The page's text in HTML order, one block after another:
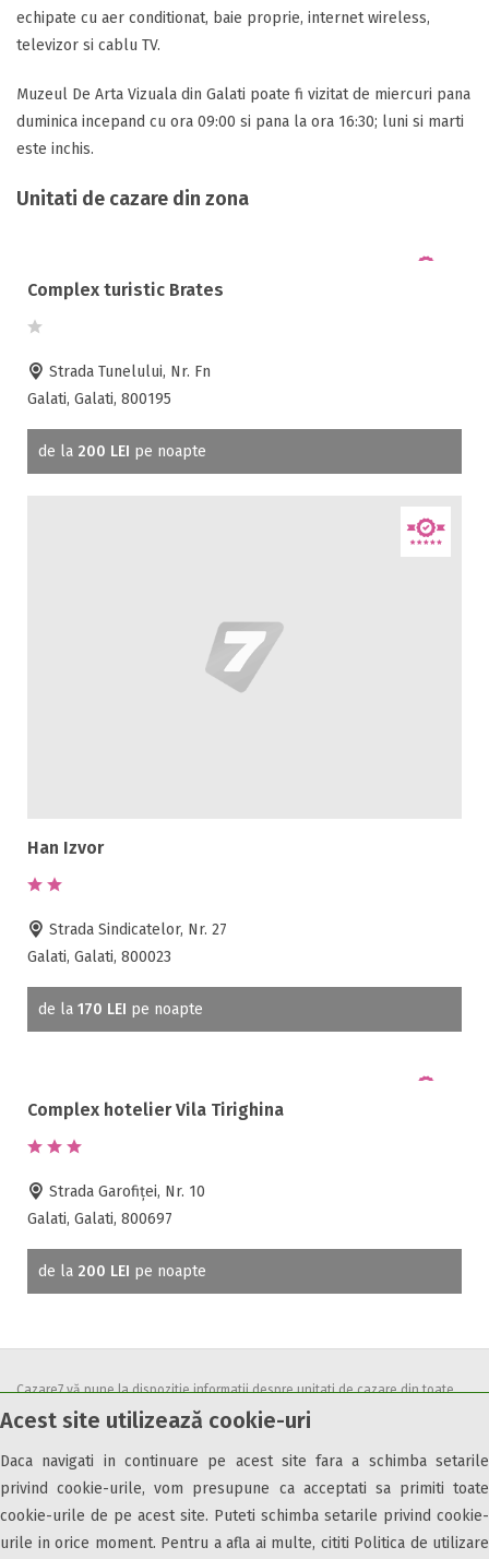
Acest site utilizează cookie-uri
Daca navigati in continuare pe acest site fara a schimba setarile
privind cookie-urile, vom presupune ca acceptati sa primiti toate
cookie-urile de pe acest site. Puteti schimba setarile privind cookie-
urile in orice moment. Pentru a afla ai multe, cititi Politica de utilizare
echipate cu aer conditionat, baie proprie, internet wireless,
televizor si cablu TV.
Muzeul De Arta Vizuala din Galati poate fi vizitat de miercuri pana
duminica incepand cu ora 09:00 si pana la ora 16:30; luni si marti
este inchis.
Unitati de cazare din zona
Complex turistic Brates
Strada Tunelului, Nr. Fn
Galati, Galati, 800195
de la 200 LEI pe noapte
Han Izvor
Strada Sindicatelor, Nr. 27
Galati, Galati, 800023
de la 170 LEI pe noapte
Complex hotelier Vila Tirighina
Strada Garofiţei, Nr. 10
Galati, Galati, 800697
de la 200 LEI pe noapte
Cazare7 vă pune la dispozitie informatii despre unitati de cazare din toate
zonele turistice, oferte speciale, rezervari online.
condițiile